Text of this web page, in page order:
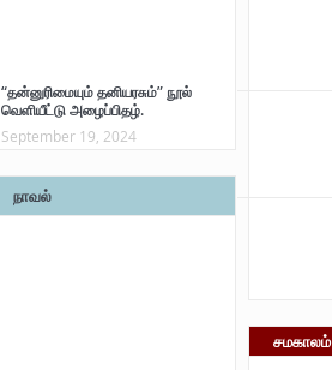
“தன்னுரிமையும் தனியரசும்” நூல்
வெளியீட்டு அழைப்பிதழ்.
September 19, 2024
நாவல்
சமகாலம்